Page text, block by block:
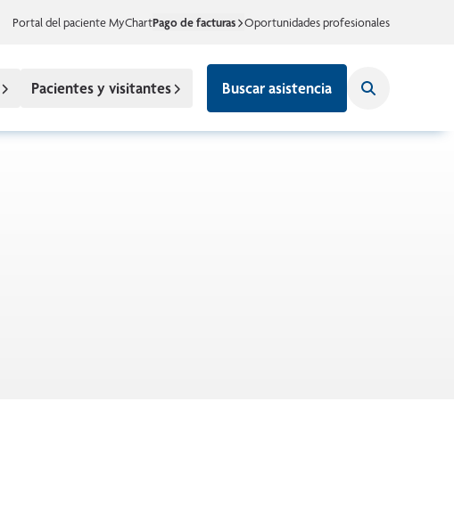
Portal del paciente MyChartPago de facturas Oportunidades profesionales
Pacientes y visitantes Buscar asistencia